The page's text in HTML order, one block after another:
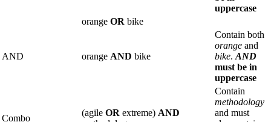
uppercase
orange OR bike
AND orange AND bike
Contain both
orange and
bike. AND
must be in
uppercase
Combo
(agile OR extreme) AND
Contain
methodology
and must